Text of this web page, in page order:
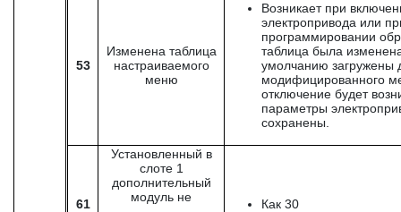
53
Изменена таблица
настраиваемого
меню
Возникает при
электропривода или
программировании
таблица была
умолчанию загружены
модифицированного
отключение будет
параметры
сохранены.
61
Установленный в
слоте 1
дополнительный
модуль не
Как 30